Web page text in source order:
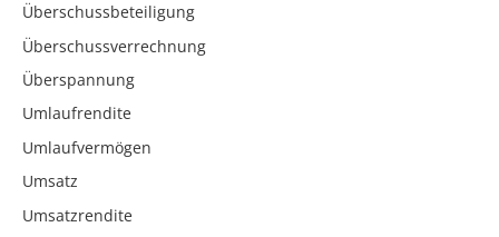
Überschussbeteiligung
Überschussverrechnung
Überspannung
Umlaufrendite
Umlaufvermögen
Umsatz
Umsatzrendite